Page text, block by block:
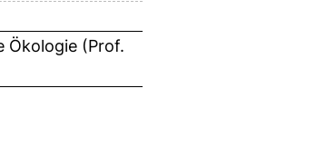
Ökologie (Prof.